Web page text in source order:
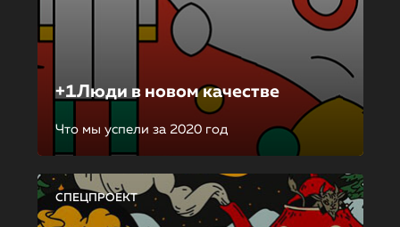
+1Люди в новом качестве
Что мы успели за 2020 год
СПЕЦПРОЕКТ